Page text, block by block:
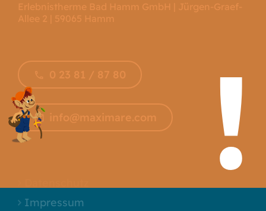
Erlebnistherme Bad Hamm GmbH | Jürgen-Graef-
Allee 2 | 59065 Hamm
0 23 81 / 87 80
info@maximare.com
Impressum